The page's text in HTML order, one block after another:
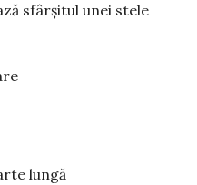
sfârșitul unei stele
lungă